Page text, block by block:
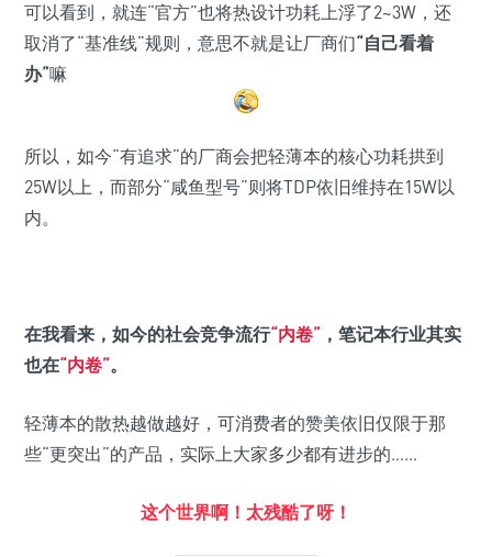
可以看到，就连“官方”也将热设计功耗上浮了2~3W，还
取消了“基准线”规则，意思不就是让厂商们“自己看着
办”嘛
所以，如今“有追求”的厂商会把轻薄本的核心功耗拱到
25W以上，而部分“咸鱼型号”则将TDP依旧维持在15W以
内。
在我看来，如今的社会竞争流行“内卷” ，笔记本行业其实
也在“内卷”。
轻薄本的散热越做越好，可消费者的赞美依旧仅限于那
些“更突出”的产品，实际上大家多少都有进步的……
这个世界啊！太残酷了呀！